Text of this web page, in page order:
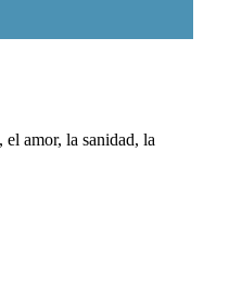
amor, la sanidad, la